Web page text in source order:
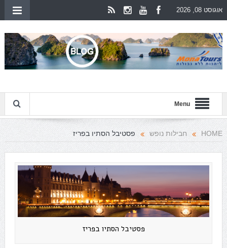
אוגוסט 08, 2026
Menu
HOME חבילות נופש פסטיבל הסתיו בפריז
פסטיבל הסתיו בפריז